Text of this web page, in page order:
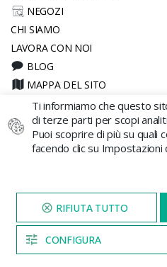
NEGOZI
CHI SIAMO
LAVORA CON NOI
BLOG
MAPPA DEL SITO
Acquistare
COSTI E CONDIZIONI DI
MODALITÀ DI PAGAMENTO
CALENDARIO LUNARE CANNABIS
RECEDERE DAL CONTRATTO QUI
Ti informiamo che questo
di terze parti per scopi
Puoi scoprire di più su quali
facendo clic su Impostazioni
CONFIGURA
VISITA IL
PER 5
APPARIRÀ
04:53